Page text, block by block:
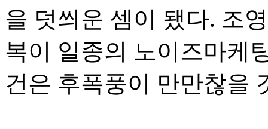
을 덧씌운 셈이 됐다. 조
복이 일종의 노이즈마케
건은 후폭풍이 만만찮을